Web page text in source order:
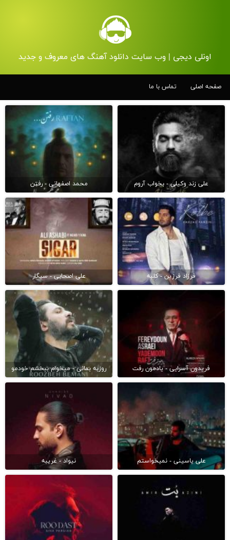
اونلی دیجی | وب سایت دانلود آهنگ های معروف و جدید
صفحه اصلی تماس با ما
علی زند وکیلی - بخواب آروم محمد اصفهانی - رفتن
فرزاد فرزین - کلبه علی اصحابی - سیگار
فریدون آسرایی - یادمون رفت روزبه بمانی - میخوام ببخشم خودمو
علی یاسینی - نمیخواستم نیواد - غریبه